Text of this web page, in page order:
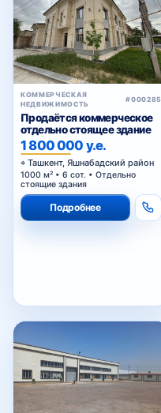
КОММЕРЧЕСКАЯ
НЕДВИЖИМОСТЬ
#000285
Продаётся коммерческое
отдельно стоящее здание
1 800 000 у.е.
Ташкент, Яшнабадский район
1000 м² • 6 сот. • Отдельно
стоящие здания
Подробнее